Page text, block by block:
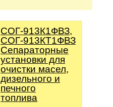
СОГ-913К1ФВЗ,
СОГ-913КТ1ФВЗ
Сепараторные
установки для
очистки масел,
дизельного и
печного
топлива